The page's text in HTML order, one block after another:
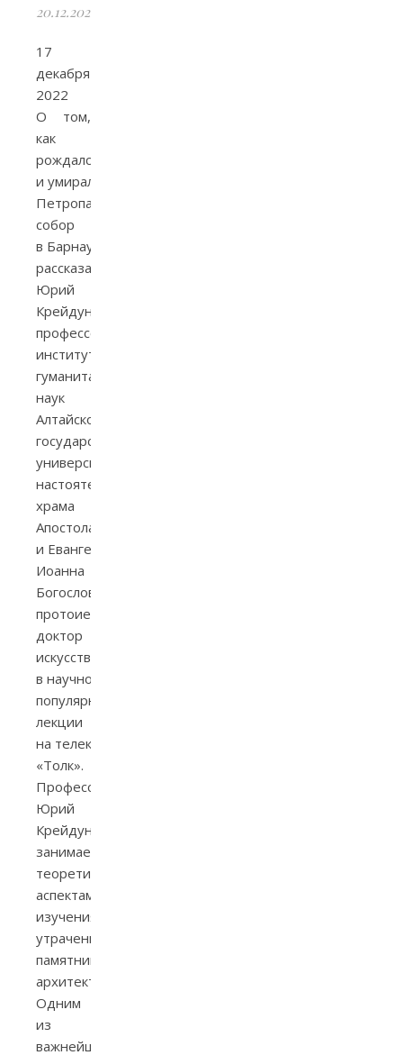
20.12.2022
17
декабря
2022
О том,
как
рождался
и умирал
Петропавловский
собор
в Барнауле,
рассказал
Юрий
Крейдун,
профессор
института
гуманитарных
наук
Алтайского
государственного
университета,
настоятель
храма
Апостола
и Евангелиста
Иоанна
Богослова,
протоиерей,
доктор
искусствоведения,
в научно-
популярной
лекции
на телеканале
«Толк».
Профессор
Юрий
Крейдун
занимается
теоретическими
аспектами
изучения
утраченных
памятников
архитектуры.
Одним
из
важнейших